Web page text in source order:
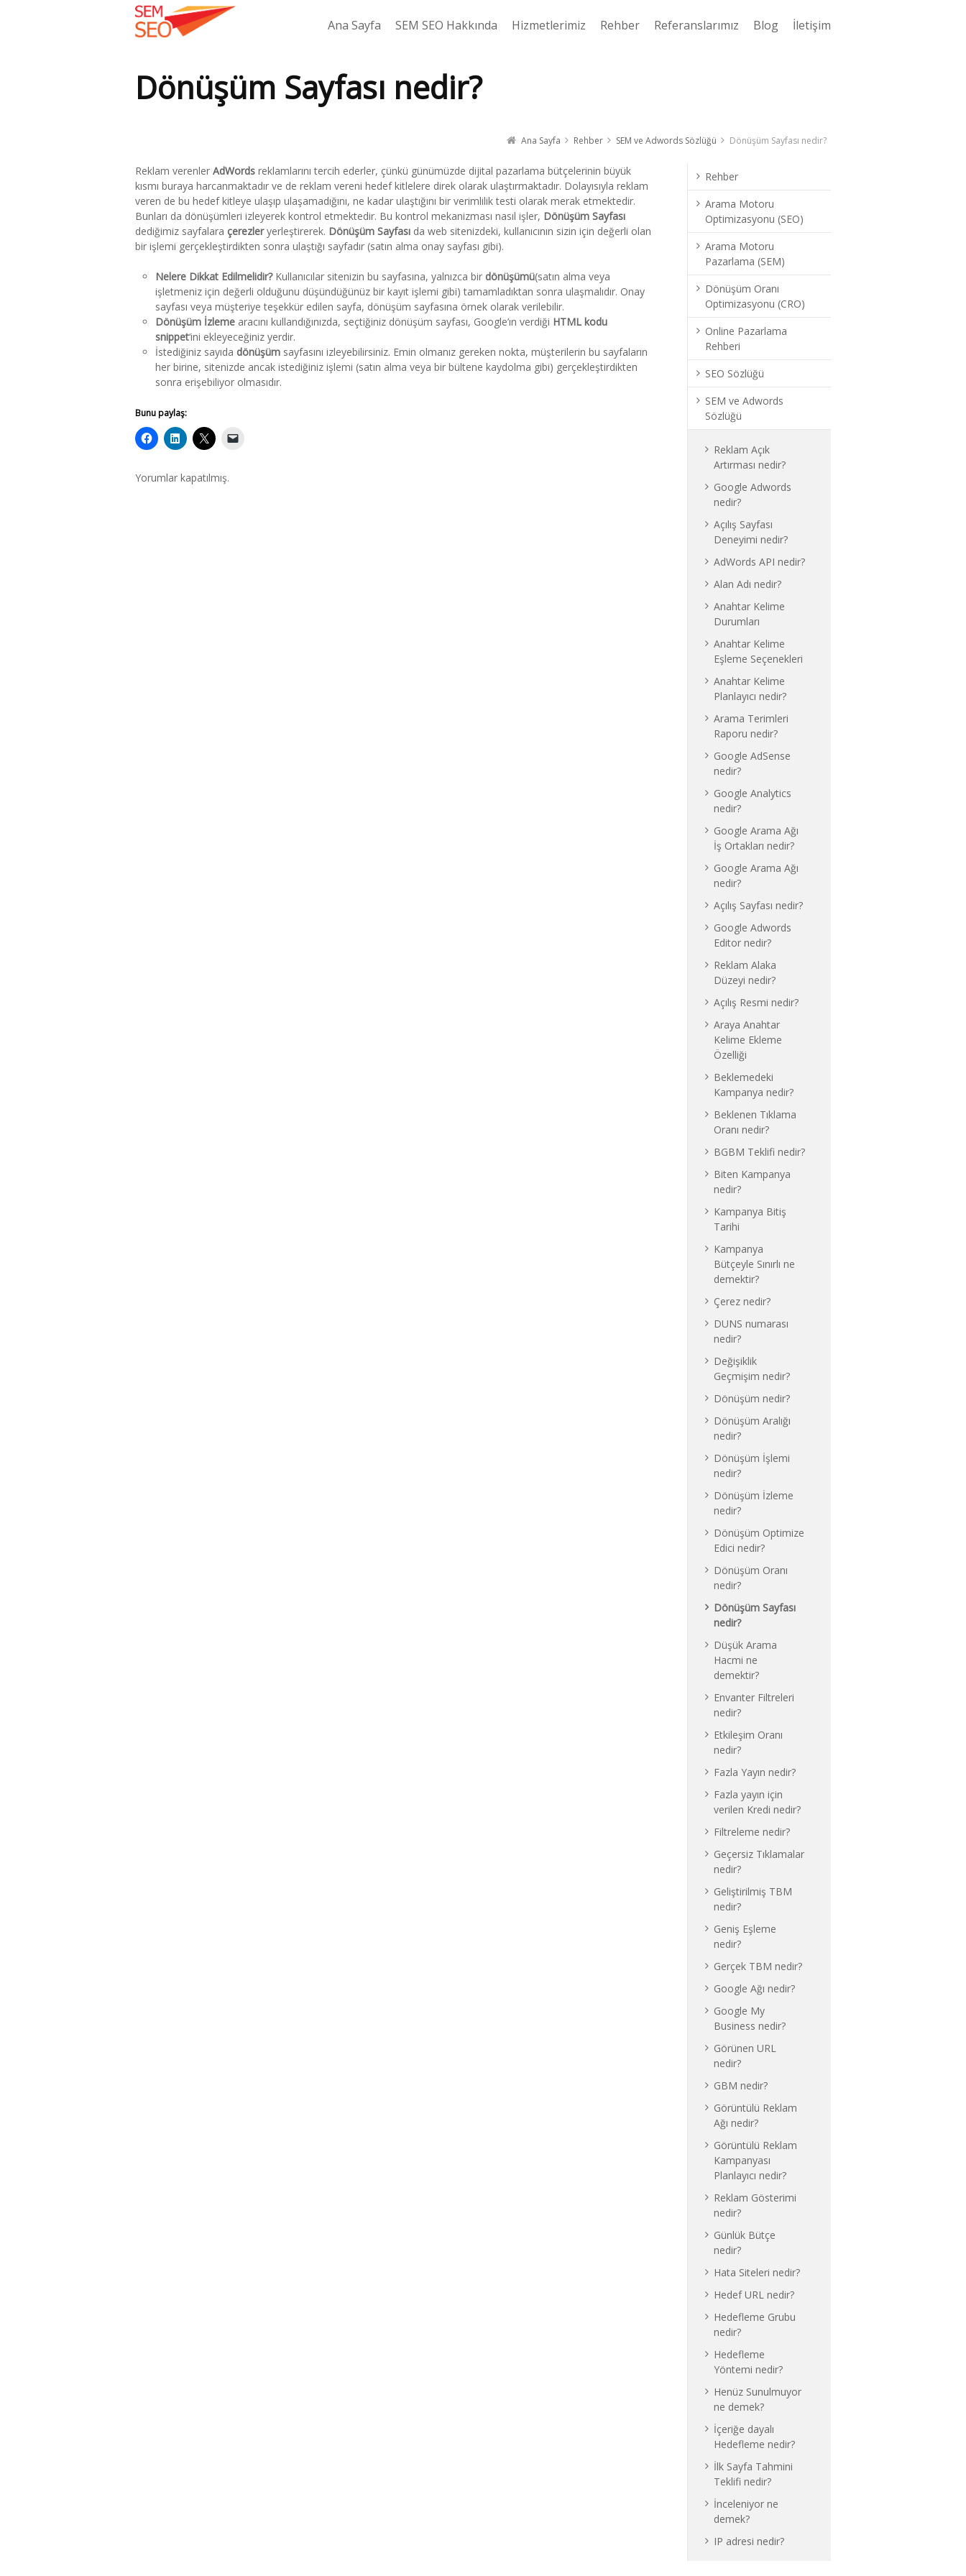
Ana Sayfa SEM SEO Hakkında Hizmetlerimiz Rehber Referanslarımız Blog İletişim
Dönüşüm Sayfası nedir?
Ana Sayfa Rehber SEM ve Adwords Sözlüğü Dönüşüm Sayfası nedir?
Reklam verenler AdWords reklamlarını tercih ederler, çünkü günümüzde dijital pazarlama bütçelerinin büyük
kısmı buraya harcanmaktadır ve de reklam vereni hedef kitlelere direk olarak ulaştırmaktadır. Dolayısıyla reklam
veren de bu hedef kitleye ulaşıp ulaşamadığını, ne kadar ulaştığını bir verimlilik testi olarak merak etmektedir.
Bunları da dönüşümleri izleyerek kontrol etmektedir. Bu kontrol mekanizması nasıl işler, Dönüşüm Sayfası
dediğimiz sayfalara çerezleryerleştirerek. Dönüşüm Sayfası da web sitenizdeki, kullanıcının sizin için değerli olan
bir işlemi gerçekleştirdikten sonra ulaştığı sayfadır (satın alma onay sayfası gibi).
Nelere Dikkat Edilmelidir?Kullanıcılar sitenizin bu sayfasına, yalnızca bir dönüşümü(satın alma veya
işletmeniz için değerli olduğunu düşündüğünüz bir kayıt işlemi gibi) tamamladıktan sonra ulaşmalıdır. Onay
sayfası veya müşteriye teşekkür edilen sayfa, dönüşüm sayfasına örnek olarak verilebilir.
Dönüşüm İzleme aracını kullandığınızda, seçtiğiniz dönüşüm sayfası, Google’ın verdiği HTML kodu
snippet‘ini ekleyeceğiniz yerdir.
İstediğiniz sayıda dönüşüm sayfasını izleyebilirsiniz. Emin olmanız gereken nokta, müşterilerin bu sayfaların
her birine, sitenizde ancak istediğiniz işlemi (satın alma veya bir bültene kaydolma gibi) gerçekleştirdikten
sonra erişebiliyor olmasıdır.
Bunu paylaş:
Yorumlar kapatılmış.
Rehber
Arama Motoru
Optimizasyonu (SEO)
Arama Motoru
Pazarlama (SEM)
Dönüşüm Oranı
Optimizasyonu (CRO)
Online Pazarlama
Rehberi
SEO Sözlüğü
SEM ve Adwords
Sözlüğü
Reklam Açık
Artırması nedir?
Google Adwords
nedir?
Açılış Sayfası
Deneyimi nedir?
AdWords API nedir?
Alan Adı nedir?
Anahtar Kelime
Durumları
Anahtar Kelime
Eşleme Seçenekleri
Anahtar Kelime
Planlayıcı nedir?
Arama Terimleri
Raporu nedir?
Google AdSense
nedir?
Google Analytics
nedir?
Google Arama Ağı
İş Ortakları nedir?
Google Arama Ağı
nedir?
Açılış Sayfası nedir?
Google Adwords
Editor nedir?
Reklam Alaka
Düzeyi nedir?
Açılış Resmi nedir?
Araya Anahtar
Kelime Ekleme
Özelliği
Beklemedeki
Kampanya nedir?
Beklenen Tıklama
Oranı nedir?
BGBM Teklifi nedir?
Biten Kampanya
nedir?
Kampanya Bitiş
Tarihi
Kampanya
Bütçeyle Sınırlı ne
demektir?
Çerez nedir?
DUNS numarası
nedir?
Değişiklik
Geçmişim nedir?
Dönüşüm nedir?
Dönüşüm Aralığı
nedir?
Dönüşüm İşlemi
nedir?
Dönüşüm İzleme
nedir?
Dönüşüm Optimize
Edici nedir?
Dönüşüm Oranı
nedir?
Dönüşüm Sayfası
nedir?
Düşük Arama
Hacmi ne
demektir?
Envanter Filtreleri
nedir?
Etkileşim Oranı
nedir?
Fazla Yayın nedir?
Fazla yayın için
verilen Kredi nedir?
Filtreleme nedir?
Geçersiz Tıklamalar
nedir?
Geliştirilmiş TBM
nedir?
Geniş Eşleme
nedir?
Gerçek TBM nedir?
Google Ağı nedir?
Google My
Business nedir?
Görünen URL
nedir?
GBM nedir?
Görüntülü Reklam
Ağı nedir?
Görüntülü Reklam
Kampanyası
Planlayıcı nedir?
Reklam Gösterimi
nedir?
Günlük Bütçe
nedir?
Hata Siteleri nedir?
Hedef URL nedir?
Hedefleme Grubu
nedir?
Hedefleme
Yöntemi nedir?
Henüz Sunulmuyor
ne demek?
İçeriğe dayalı
Hedefleme nedir?
İlk Sayfa Tahmini
Teklifi nedir?
İnceleniyor ne
demek?
IP adresi nedir?